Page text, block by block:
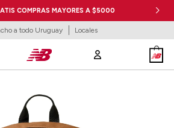
COMPRAS MAYORES A $5000
a todo Uruguay Locales